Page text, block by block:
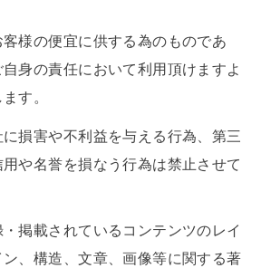
様の便宜に供する為のものであ
身の責任において利用頂けますよ
す。
損害や不利益を与える行為、第三
や名誉を損なう行為は禁止させて
掲載されているコンテンツのレイ
、構造、文章、画像等に関する著